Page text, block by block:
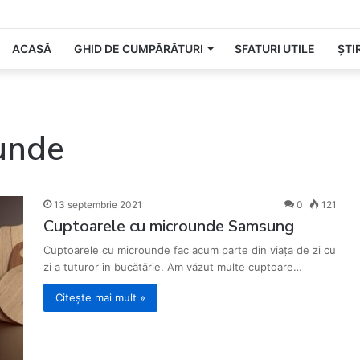
ACASĂ GHID DE CUMPĂRĂTURI SFATURI UTILE
13 septembrie 2021 0 121
Cuptoarele cu microunde Samsung
Cuptoarele cu microunde fac acum parte din viața de zi cu
zi a tuturor în bucătărie. Am văzut multe cuptoare…
Citește mai mult »